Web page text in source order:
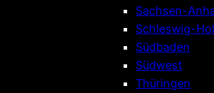
Sachsen-
Schleswig-
Südbaden
Südwest
Thüringen